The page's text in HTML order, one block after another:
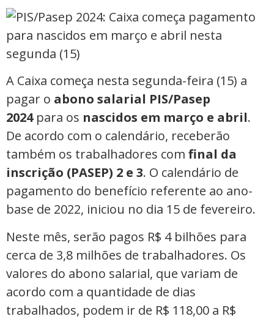
A Caixa começa nesta segunda-feira (15) a
pagar o abono salarial PIS/Pasep
2024para os nascidos em março e abril.
De acordo com o calendário, receberão
também os trabalhadores com final da
inscrição (PASEP) 2 e 3. O calendário de
pagamento do benefício referente ao ano-
base de 2022, iniciou no dia 15 de fevereiro.
Neste mês, serão pagos R$ 4 bilhões para
cerca de 3,8 milhões de trabalhadores. Os
valores do abono salarial, que variam de
acordo com a quantidade de dias
trabalhados, podem ir de R$ 118,00 a R$